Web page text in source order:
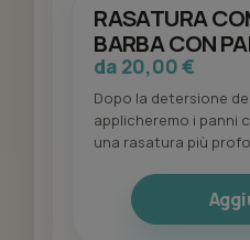
RASATURA
BARBA CON
CADO/FREDDO
da 20,00 €
Dopo la detersione
applicheremo i panni
una rasatura più